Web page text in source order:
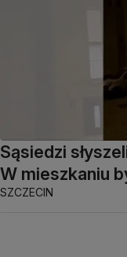
Sąsiedzi
W mieszkaniu
SZCZECIN